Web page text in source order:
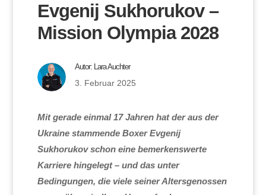
Evgenij Sukhorukov –
Mission Olympia 2028
Autor: Lara Auchter
3. Februar 2025
Mit gerade einmal 17 Jahren hat der aus der
Ukraine stammende Boxer Evgenij
Sukhorukov schon eine bemerkenswerte
Karriere hingelegt – und das unter
Bedingungen, die viele seiner Altersgenossen